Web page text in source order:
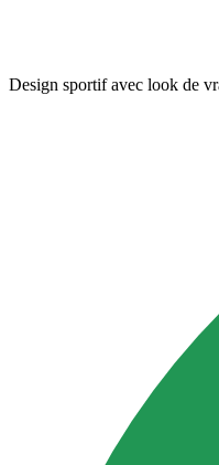
Design sportif avec look de